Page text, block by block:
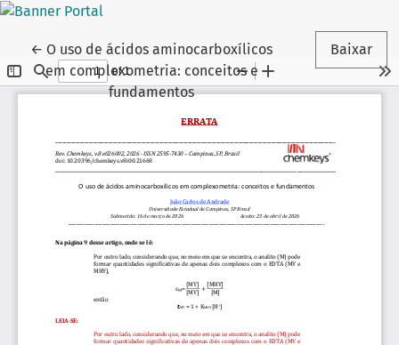
← Voltar aos Detalhes do Artigo
O uso de ácidos aminocarboxílicos
em complexometria: conceitos e
fundamentos
Baixar